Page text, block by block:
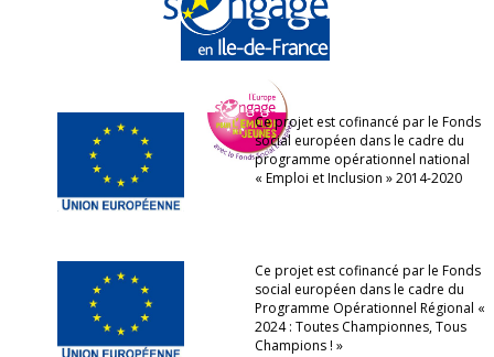
Ce projet est cofinancé par le Fonds
social européen dans le cadre du
programme opérationnel national
« Emploi et Inclusion » 2014-2020
Ce projet est cofinancé par le Fonds
social européen dans le cadre du
Programme Opérationnel Régional «
2024 : Toutes Championnes, Tous
Champions ! »